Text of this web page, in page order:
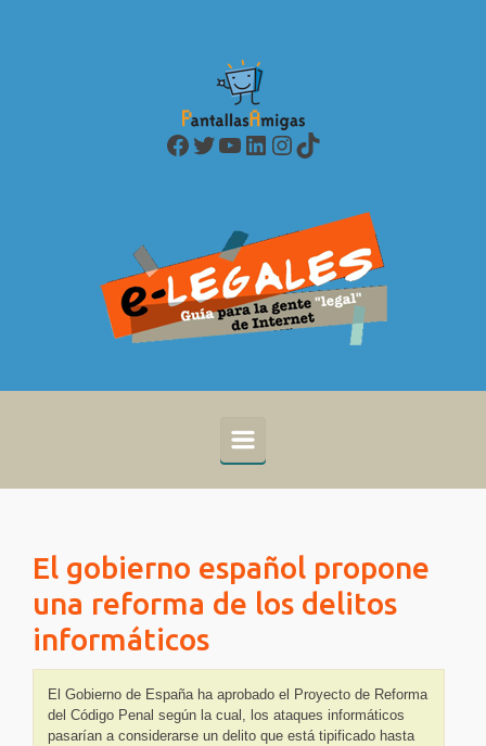
Facebook
Twitter
YouTube
LinkedIn
Instagram
TikTok
El gobierno español propone
una reforma de los delitos
informáticos
El Gobierno de España ha aprobado el Proyecto de Reforma
del Código Penal según la cual, los ataques informáticos
pasarían a considerarse un delito que está tipificado hasta